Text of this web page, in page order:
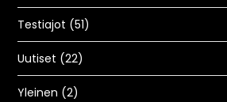
Testiajot (51)
Uutiset (22)
Yleinen (2)